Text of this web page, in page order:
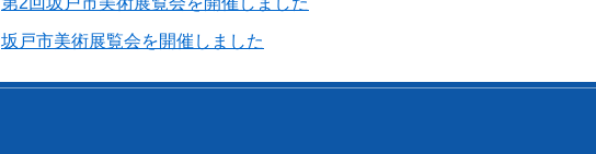
坂戸市美術展覧会を開催しました